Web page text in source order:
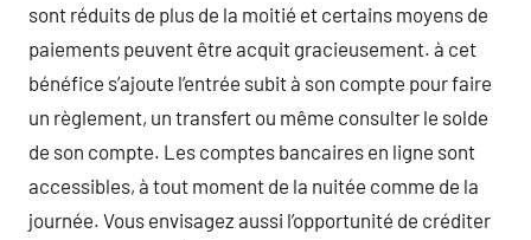
sont réduits de plus de la moitié et certains moyens de
paiements peuvent être acquit gracieusement. à cet
bénéfice s’ajoute l’entrée subit à son compte pour faire
un règlement, un transfert ou même consulter le solde
de son compte. Les comptes bancaires en ligne sont
accessibles, à tout moment de la nuitée comme de la
journée. Vous envisagez aussi l’opportunité de créditer